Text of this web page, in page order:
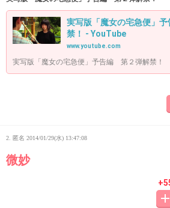
実写版「魔女の宅急便」
禁！ - YouTube
www.youtube.com
実写版「魔女の宅急便」予告編 第２弾解禁！
2. 匿名 2014/01/29(水) 13:47:08
微妙